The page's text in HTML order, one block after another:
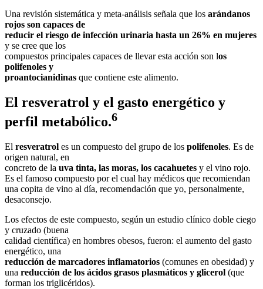
Una revisión sistemática y meta-análisis señala que los arándanos
rojos son capaces de
reducir el riesgo de infección urinaria hasta un 26% en mujeres
y se cree que los
compuestos principales capaces de llevar esta acción son los
polifenoles y
proantocianidinas que contiene este alimento.
El resveratrol y el gasto energético y
perfil metabólico.6
El resveratrol es un compuesto del grupo de los polifenoles. Es de
origen natural, en
concreto de la uva tinta, las moras, los cacahuetes y el vino rojo.
Es el famoso compuesto por el cual hay médicos que recomiendan
una copita de vino al día, recomendación que yo, personalmente,
desaconsejo.
Los efectos de este compuesto, según un estudio clínico doble ciego
y cruzado (buena
calidad científica) en hombres obesos, fueron: el aumento del gasto
energético, una
reducción de marcadores inflamatorios (comunes en obesidad) y
una reducción de los ácidos grasos plasmáticos y glicerol (que
forman los triglicéridos).